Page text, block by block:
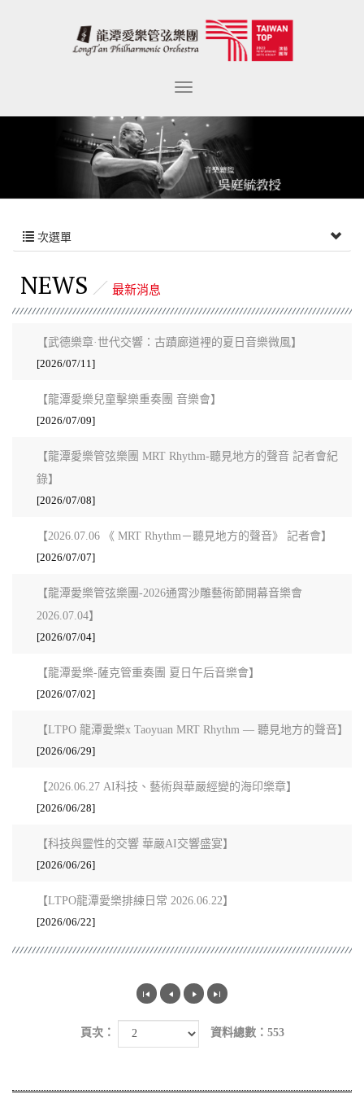
次選單
NEWS 最新消息
【武德樂章·世代交響：古蹟廊道裡的夏日音樂微風】
[2026/07/11]
【龍潭愛樂兒童擊樂重奏團 音樂會】
[2026/07/09]
【龍潭愛樂管弦樂團 MRT Rhythm-聽見地方的聲音 記者會紀
錄】
[2026/07/08]
【2026.07.06 《 MRT Rhythm－聽見地方的聲音》 記者會】
[2026/07/07]
【龍潭愛樂管弦樂團-2026通霄沙雕藝術節開幕音樂會
2026.07.04】
[2026/07/04]
【龍潭愛樂-薩克管重奏團 夏日午后音樂會】
[2026/07/02]
【LTPO 龍潭愛樂x Taoyuan MRT Rhythm — 聽見地方的聲音】
[2026/06/29]
【2026.06.27 AI科技、藝術與華嚴經變的海印樂章】
[2026/06/28]
【科技與靈性的交響 華嚴AI交響盛宴】
[2026/06/26]
【LTPO龍潭愛樂排練日常 2026.06.22】
[2026/06/22]
頁次： 資料總數：553